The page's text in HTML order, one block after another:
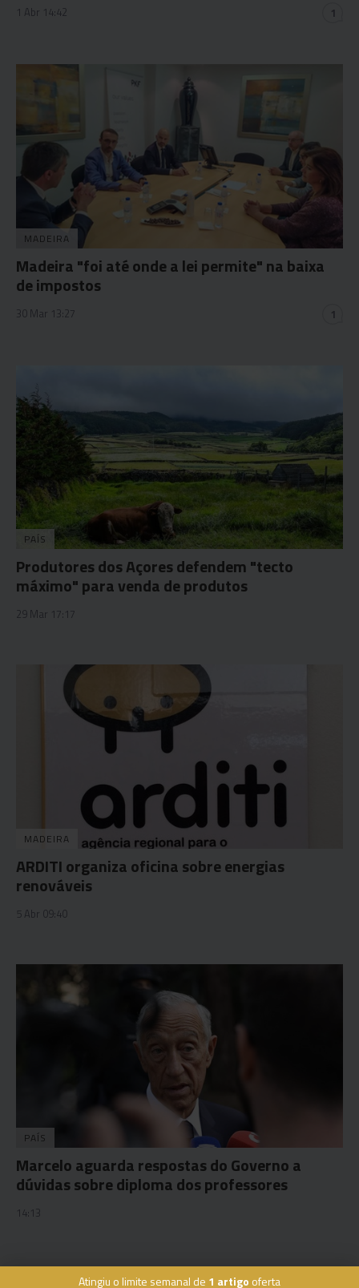
Atingiu o limite semanal de 1 artigo oferta
1 Abr 14:42 1
MADEIRA
Madeira "foi até onde a lei permite" na baixa
de impostos
30 Mar 13:27 1
PAÍS
Produtores dos Açores defendem "tecto
máximo" para venda de produtos
29 Mar 17:17
MADEIRA
ARDITI organiza oficina sobre energias
renováveis
5 Abr 09:40
PAÍS
Marcelo aguarda respostas do Governo a
dúvidas sobre diploma dos professores
14:13